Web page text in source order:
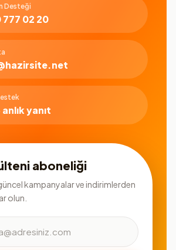
Desteği
777 02 20
yanıt
aboneliği
kampanyalar ve indirimlerden
olun.